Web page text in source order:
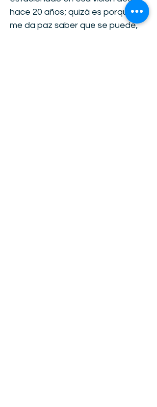
hace 20 años; quizá es porque
me da paz saber que se puede,